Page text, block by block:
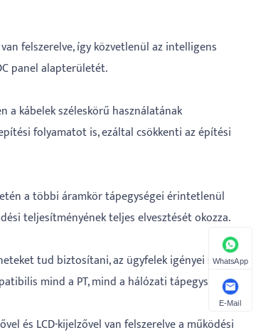
felszerelve, így közvetlenül az intelligens
panel alapterületét.
a kábelek széleskörű használatának
folyamatot is, ezáltal csökkenti az építési
a többi áramkör tápegységei érintetlenül
teljesítményének teljes elvesztését okozza.
tud biztosítani, az ügyfelek igényei szerint.
mind a PT, mind a hálózati tápegységgel.
és LCD-kijelzővel van felszerelve a működési
WhatsApp
E-Mail